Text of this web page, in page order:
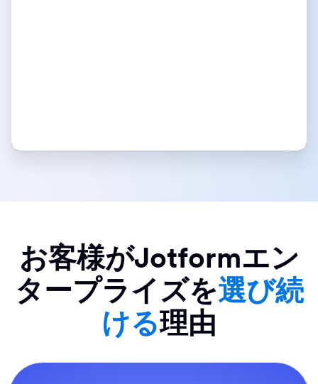
お客様がJotformエン
タープライズを選び続
ける理由